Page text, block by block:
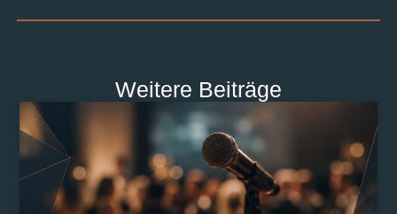
Weitere Beiträge